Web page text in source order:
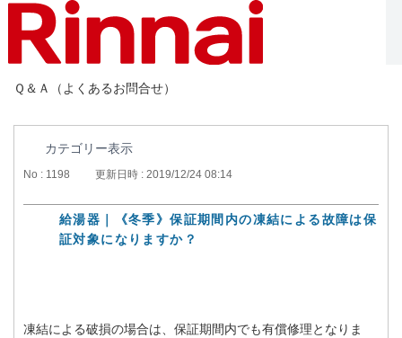
Ｑ＆Ａ（よくあるお問合せ）
カテゴリー表示
No : 1198 更新日時 : 2019/12/24 08:14
給湯器｜《冬季》保証期間内の凍結による故障は保
証対象になりますか？
凍結による破損の場合は、保証期間内でも有償修理となりま